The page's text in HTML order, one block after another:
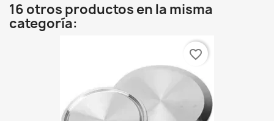
16 otros productos en la misma
categoría:
favorite_border